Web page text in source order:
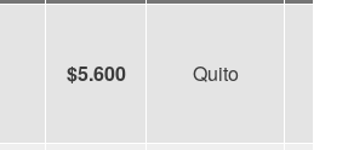
$5.600 Quito